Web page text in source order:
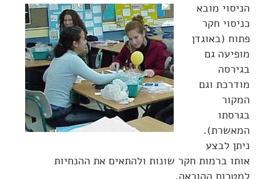
הניסוי מובא
כניסוי חקר
פתוח (באוגדן
מופיעה גם
בגירסה
מודרכת וגם
המקור
בגרסתו
המאשרת).
ניתן לבצע
אותו ברמות חקר שונות ולהתאים את ההנחיות
למטרות ההוראה.